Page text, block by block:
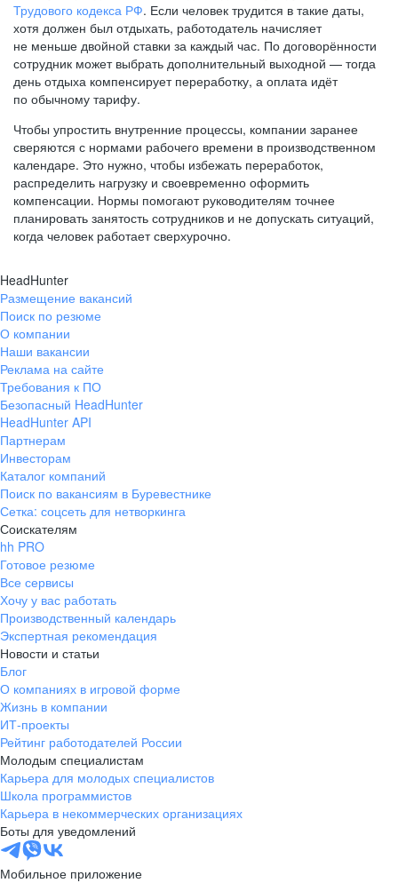
Трудового кодекса РФ. Если человек трудится в такие даты,
хотя должен был отдыхать, работодатель начисляет
не меньше двойной ставки за каждый час. По договорённости
сотрудник может выбрать дополнительный выходной — тогда
день отдыха компенсирует переработку, а оплата идёт
по обычному тарифу.
Чтобы упростить внутренние процессы, компании заранее
сверяются с нормами рабочего времени в производственном
календаре. Это нужно, чтобы избежать переработок,
распределить нагрузку и своевременно оформить
компенсации. Нормы помогают руководителям точнее
планировать занятость сотрудников и не допускать ситуаций,
когда человек работает сверхурочно.
HeadHunter
Размещение вакансий
Поиск по резюме
О компании
Наши вакансии
Реклама на сайте
Требования к ПО
Безопасный HeadHunter
HeadHunter API
Партнерам
Инвесторам
Каталог компаний
Поиск по вакансиям в Буревестнике
Сетка: соцсеть для нетворкинга
Соискателям
hh PRO
Готовое резюме
Все сервисы
Хочу у вас работать
Производственный календарь
Экспертная рекомендация
Новости и статьи
Блог
О компаниях в игровой форме
Жизнь в компании
ИТ-проекты
Рейтинг работодателей России
Молодым специалистам
Карьера для молодых специалистов
Школа программистов
Карьера в некоммерческих организациях
Боты для уведомлений
Мобильное приложение